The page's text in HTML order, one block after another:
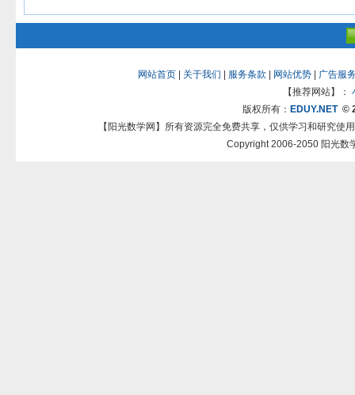
网站首页 关于我们 服务条款 网站优势
广告服
【推荐网站】：
版权所有： EDUY.NET©
【阳光数学网】所有资源完全免费共享，仅供学习和研究
Copyright 2006-2050 阳光数